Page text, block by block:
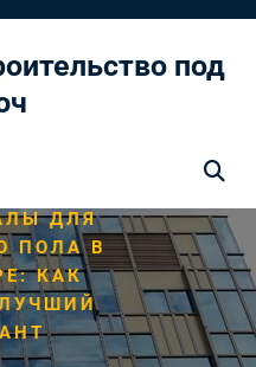
под
ДЛЯ
ПОЛА В
КАК